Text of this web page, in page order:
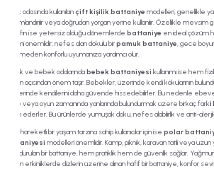
Yatak odasında kullanılançift kişilik battaniye modelleri, genellikle
konumlandırılır veya doğrudan yorgan yerine kullanılır. Özellikle
çarşafın ise yetersiz olduğu dönemlerde battaniye en ideal çözüm
seçimi önemlidir; nefes alan dokulu birpamuk battaniye, gece
terlemeden konforlu uyumanıza yardımcı olur.
Çocuk ve bebek odalarındabebek battaniyesi kullanımı ise hem
güven açısından önem taşır. Bebekler, üzerinde kendi kokularının
ettiklerinde kendilerini daha güvende hissedebilirler. Bu nedenle
içinde veya oyun zamanında yanlarında bulundurmak üzere birkaç farklı
tercih ederler. Bu ürünlerde yumuşak doku, nefes alabilirlik ve anti-alerjik
Daha hareketli bir yaşam tarzına sahip kullanıcılar için ise polar
battaniyesi modelleri önemlidir. Kamp, piknik, karavan tatili veya uzun
bulundurulan bir battaniye, hem pratiklik hem de güvenlik sağlar.
yapılan etkinliklerde dizlerin üzerine alınan hafif bir battaniye, konfor